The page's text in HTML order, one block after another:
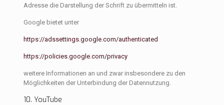
Adresse die Darstellung der Schrift zu übermitteln ist.
Google bietet unter
https://adssettings.google.com/authenticated
https://policies.google.com/privacy
weitere Informationen an und zwar insbesondere zu den
Möglichkeiten der Unterbindung der Datennutzung.
10. YouTube